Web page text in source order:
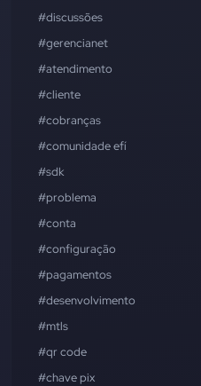
#discussões
#gerencianet
#atendimento
#cliente
#cobranças
#comunidade efí
#sdk
#problema
#conta
#configuração
#pagamentos
#desenvolvimento
#mtls
#qr code
#chave pix